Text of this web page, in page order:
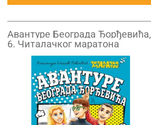
Авантуре Београда Ђорђевића,
6. Читалачког маратона